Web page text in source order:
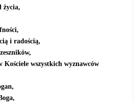
życia,
i radością,
Kościele wszystkich wyznawców